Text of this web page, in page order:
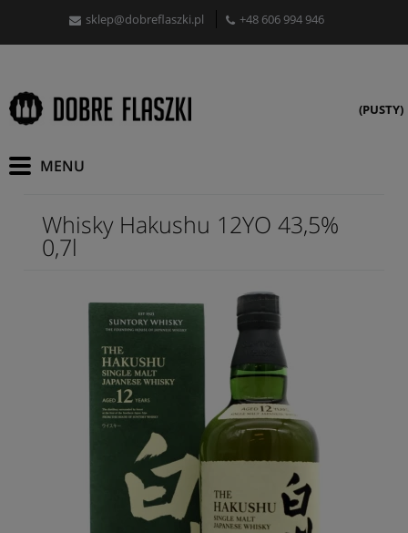
sklep@dobreflaszki.pl +48 606 994 946
(PUSTY)
Whisky Hakushu 12YO 43,5%
0,7l